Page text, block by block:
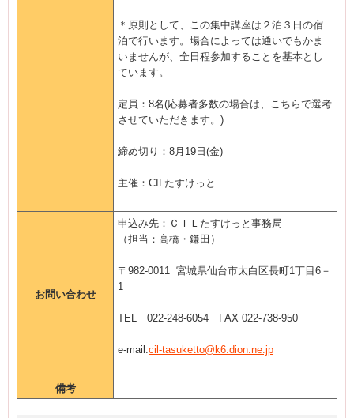
＊原則として、この集中講座は２泊３日の宿
泊で行います。場合によっては通いでもかま
いませんが、全日程参加することを基本とし
ています。
定員：8名(応募者多数の場合は、こちらで選考
させていただきます。)
締め切り：8月19日(金)
主催：CILたすけっと
お問い合わせ
申込み先：ＣＩＬたすけっと事務局
（担当：高橋・鎌田）
〒982-0011 宮城県仙台市太白区長町1丁目6－
1
TEL 022-248-6054 FAX 022-738-950
e-mail:cil-tasuketto@k6.dion.ne.jp
備考